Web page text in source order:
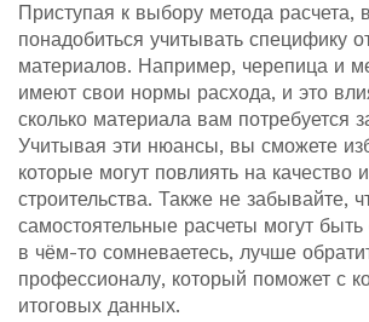
Приступая к выбору метода расчета,
понадобиться учитывать специфику
материалов. Например, черепица и
имеют свои нормы расхода, и это
сколько материала вам потребуется
Учитывая эти нюансы, вы сможете
которые могут повлиять на качество
строительства. Также не забывайте,
самостоятельные расчеты могут
в чём-то сомневаетесь, лучше
профессионалу, который поможет с
итоговых данных.